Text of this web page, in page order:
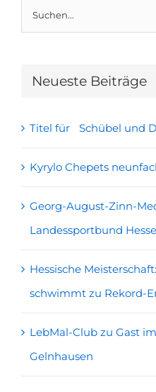
Suche
nach:
Neueste Beiträge
Titel für Schübel und
Kyrylo Chepets
Georg-August-Zinn-
Landessportbund
Hessische
schwimmt zu Rekord-
LebMal-Club zu Gast
Gelnhausen